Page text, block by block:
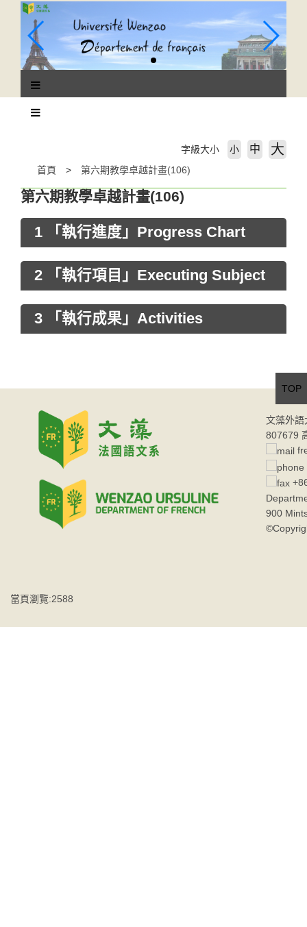
區
首頁 第六期教學卓越計畫(106)
字級大小 小 中 大
第六期教學卓越計畫(106)
1 「執行進度」Progress Chart
2 「執行項目」Executing Subject
3 「執行成果」Activities
文藻外
807679
900
當頁瀏覽:2588
TOP